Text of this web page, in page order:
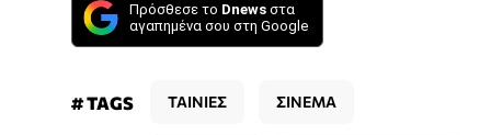
Πρόσθεσε το Dnews στα
αγαπημένα σου στη Google
# TAGS ΤΑΙΝΙΕΣ ΣΙΝΕΜΑ